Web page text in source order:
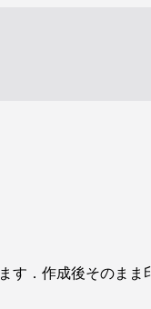
す．作成後そのまま